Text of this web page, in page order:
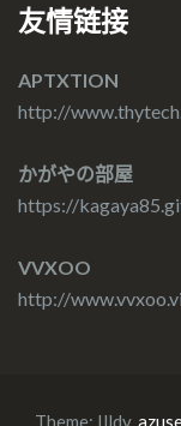
友情链接
APTXTION
http://
かがやの部屋
https://
VVXOO
http://
Theme: Illdy.